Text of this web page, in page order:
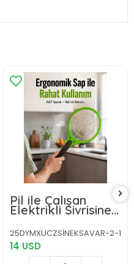
Pil ile Çalışan
Elektrikli Sivrisinek
Raketi | Kimyasal
İçermeyen Hijyenik
Çözüm Yeni Nesil
25DYMXUCZSİNEKSAVAR-2-1
14 USD